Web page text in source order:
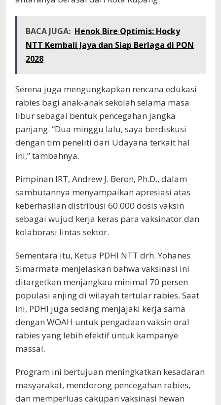
BACA JUGA: Henok Bire Optimis: Hocky
NTT Kembali Jaya dan Siap Berlaga di PON
2028
Serena juga mengungkapkan rencana edukasi
rabies bagi anak-anak sekolah selama masa
libur sebagai bentuk pencegahan jangka
panjang. “Dua minggu lalu, saya berdiskusi
dengan tim peneliti dari Udayana terkait hal
ini,” tambahnya.
Pimpinan IRT, Andrew J. Beron, Ph.D., dalam
sambutannya menyampaikan apresiasi atas
keberhasilan distribusi 60.000 dosis vaksin
sebagai wujud kerja keras para vaksinator dan
kolaborasi lintas sektor.
Sementara itu, Ketua PDHI NTT drh. Yohanes
Simarmata menjelaskan bahwa vaksinasi ini
ditargetkan menjangkau minimal 70 persen
populasi anjing di wilayah tertular rabies. Saat
ini, PDHI juga sedang menjajaki kerja sama
dengan WOAH untuk pengadaan vaksin oral
rabies yang lebih efektif untuk kampanye
massal.
Program ini bertujuan meningkatkan kesadaran
masyarakat, mendorong pencegahan rabies,
dan memperluas cakupan vaksinasi hewan